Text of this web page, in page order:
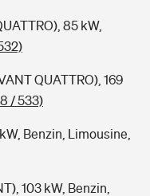
85 kW,
QUATTRO), 169
/ 533)
Benzin, Limousine,
103 kW, Benzin,